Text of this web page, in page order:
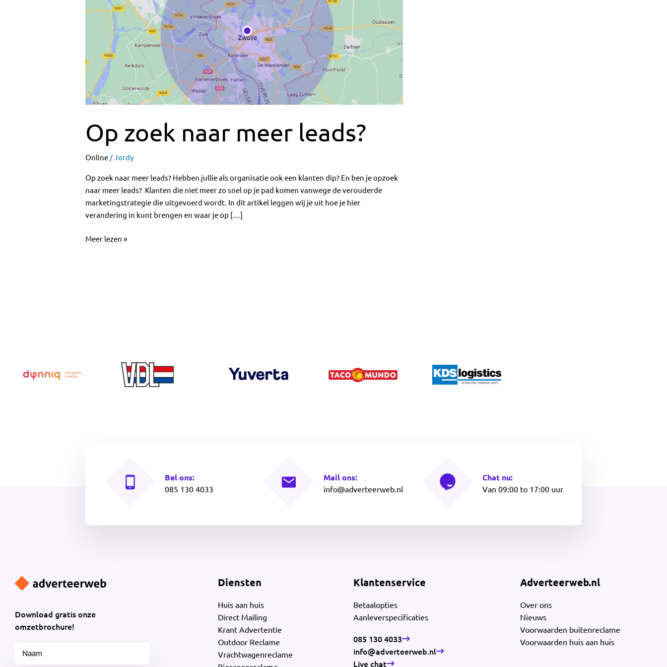
Op zoek naar meer leads?
Online /Jordy
Op zoek naar meer leads? Hebben jullie als organisatie ook een klanten dip? En ben je opzoek
naar meer leads? Klanten die niet meer zo snel op je pad komen vanwege de verouderde
marketingstrategie die uitgevoerd wordt. In dit artikel leggen wij je uit hoe je hier
verandering in kunt brengen en waar je op […]
naar
Meer lezen »
Bel ons:
085 130 4033
Mail ons:
info@adverteerweb.nl
Chat nu:
Van 09:00 to 17:00 uur
Download gratis onze
omzetbrochure!
Naam
Diensten
Huis aan huis
Direct Mailing
Krant Advertentie
Outdoor Reclame
Vrachtwagenreclame
Klantenservice
Betaalopties
Aanleverspecificaties
085 130 4033
info@adverteerweb.nl
Live chat
Adverteerweb.nl
Over ons
Nieuws
Voorwaarden buitenreclame
Voorwaarden huis aan huis